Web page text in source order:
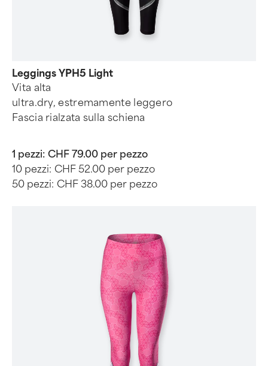
Leggings YPH5 Light
Vita alta
ultra.dry, estremamente leggero
Fascia rialzata sulla schiena
1 pezzi: CHF 79.00 per pezzo
10 pezzi: CHF 52.00 per pezzo
50 pezzi: CHF 38.00 per pezzo